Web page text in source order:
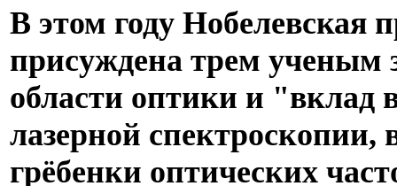
В этом году Нобелевская
присуждена трем ученым
области оптики и "вклад
лазерной спектроскопии,
грёбенки оптических